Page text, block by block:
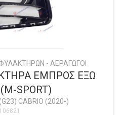
- ΑΕΡΑΓΩΓΟΙ
ΕΜΠΡΟΣ ΕΞΩ
SPORT)
CABRIO (2020-)